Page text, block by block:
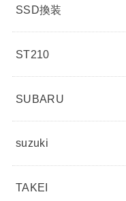
SSD換装
ST210
SUBARU
suzuki
TAKEI